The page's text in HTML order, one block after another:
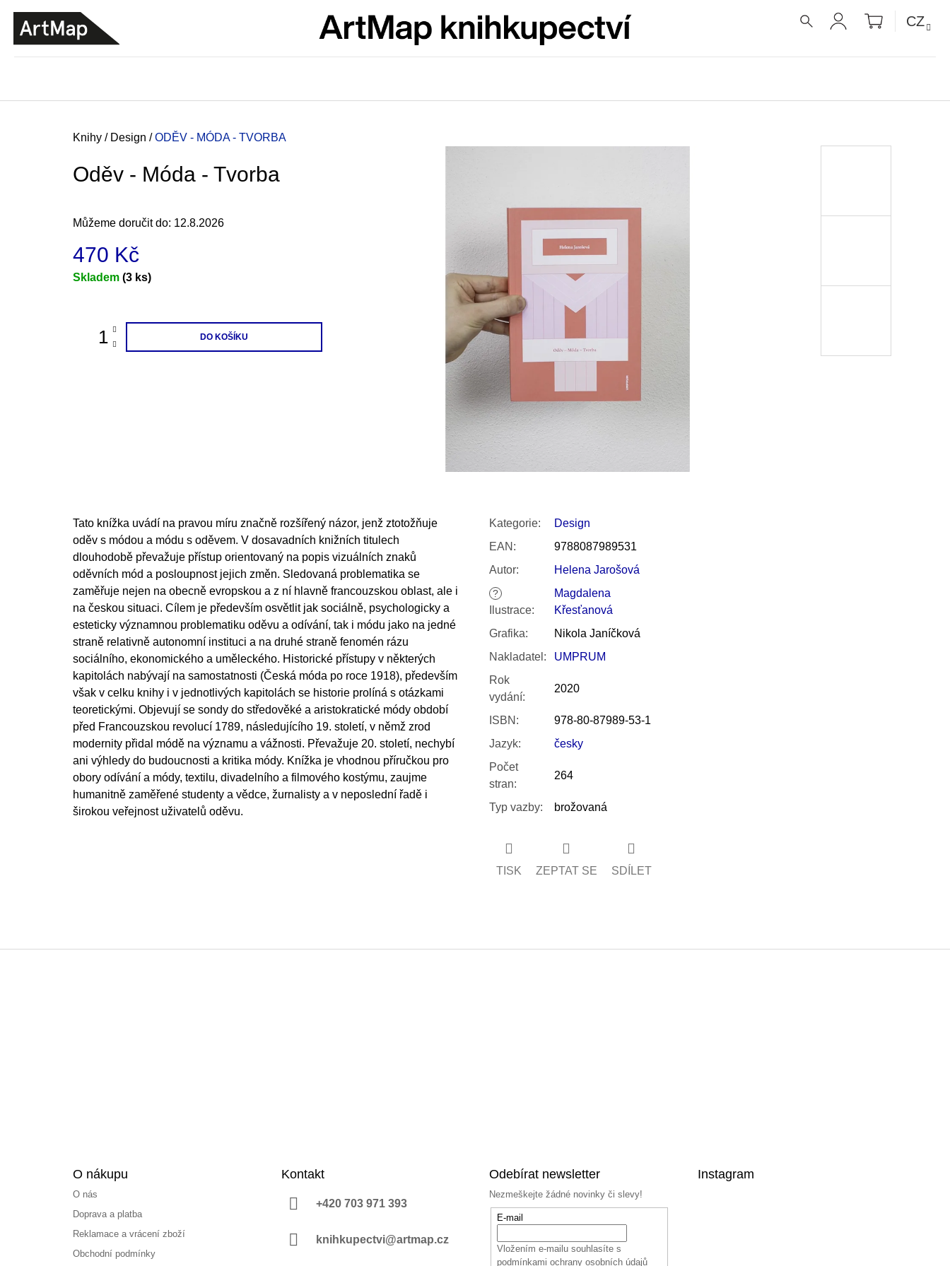
PŘIHLÁŠENÍ
NÁKUPNÍ
KOŠÍK
CZ
Domů
Knihy / Design / ODĚV - MÓDA - TVORBA
Oděv - Móda - Tvorba
Můžeme doručit do: 12.8.2026
470 Kč
Měrná
Skladem (3 ks)
DO KOŠÍKU
Tato knížka uvádí na pravou míru značně rozšířený názor, jenž ztotožňuje
oděv s módou a módu s oděvem. V dosavadních knižních titulech
dlouhodobě převažuje přístup orientovaný na popis vizuálních znaků
oděvních mód a posloupnost jejich změn. Sledovaná problematika se
zaměřuje nejen na obecně evropskou a z ní hlavně francouzskou oblast, ale i
na českou situaci. Cílem je především osvětlit jak sociálně, psychologicky a
esteticky významnou problematiku oděvu a odívání, tak i módu jako na jedné
straně relativně autonomní instituci a na druhé straně fenomén rázu
sociálního, ekonomického a uměleckého. Historické přístupy v některých
kapitolách nabývají na samostatnosti (Česká móda po roce 1918), především
však v celku knihy i v jednotlivých kapitolách se historie prolíná s otázkami
teoretickými. Objevují se sondy do středověké a aristokratické módy období
před Francouzskou revolucí 1789, následujícího 19. století, v němž zrod
modernity přidal módě na významu a vážnosti. Převažuje 20. století, nechybí
ani výhledy do budoucnosti a kritika módy. Knížka je vhodnou příručkou pro
obory odívání a módy, textilu, divadelního a filmového kostýmu, zaujme
humanitně zaměřené studenty a vědce, žurnalisty a v neposlední řadě i
širokou veřejnost uživatelů oděvu.
Kategorie:
Design
EAN :
9788087989531
Autor: Helena Jarošová
?
Ilustrace:
Magdalena
Křesťanová
Grafika:
Nikola Janíčková
Nakladatel :
UMPRUM
Rok
vydání:
2020
ISBN :
978-80-87989-53-1
Jazyk:
česky
Počet
stran:
264
Typ vazby: brožovaná
TISK ZEPTAT SE SDÍLET
ZPĚT
DO
OBCHODU
ZPĚT
DO
OBCHODU
200 Kč
VÝVAR
NEJEN ROMSKÉ RECEPTY PRO
SNESITELNĚJŠÍ KLIMA
300 Kč
Původně:
O nákupu
O nás
Doprava a platba
Reklamace a vrácení zboží
Obchodní podmínky
Kontakt
+420 703 971 393
knihkupectvi@artmap.cz
Odebírat newsletter
Nezmeškejte žádné novinky či slevy!
E-mail
Vložením e-mailu souhlasíte s
podmínkami ochrany osobních údajů
Instagram